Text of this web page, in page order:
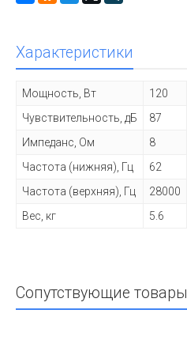
Характеристики
Мощность, Вт
120
Чувствительность, дБ
87
Импеданс, Ом
8
Частота (нижняя), Гц
62
Частота (верхняя), Гц
28000
Вес, кг
5.6
Сопутствующие товары